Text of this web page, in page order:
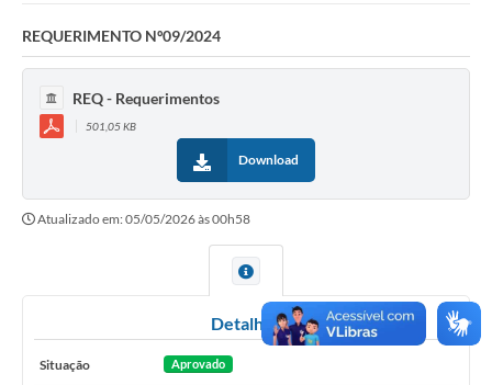
Transparência
Legislação
Notícias
Ouvidoria
REQUERIMENTO Nº09/2024
REQ - Requerimentos
501,05 KB
Download
Atualizado em: 05/05/2026 às 00h58
Detalhes
Situação Aprovado